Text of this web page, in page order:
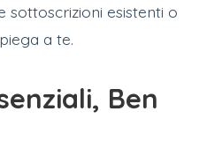
sottoscrizioni esistenti o
a te.
Ben